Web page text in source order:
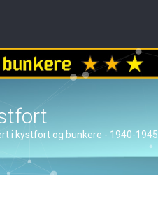
i kystfort og bunkere - 1940-1945